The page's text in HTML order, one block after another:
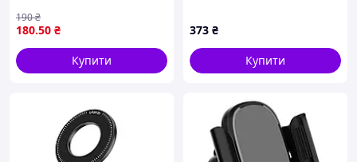
180.50 ₴
190₴
Купити
373 ₴
Купити